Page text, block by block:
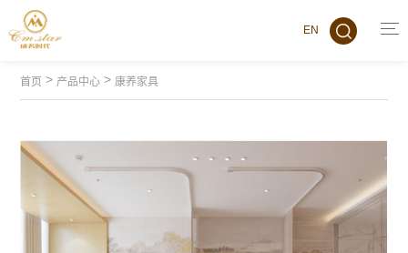
EN
首页 > 产品中心 > 康养家具